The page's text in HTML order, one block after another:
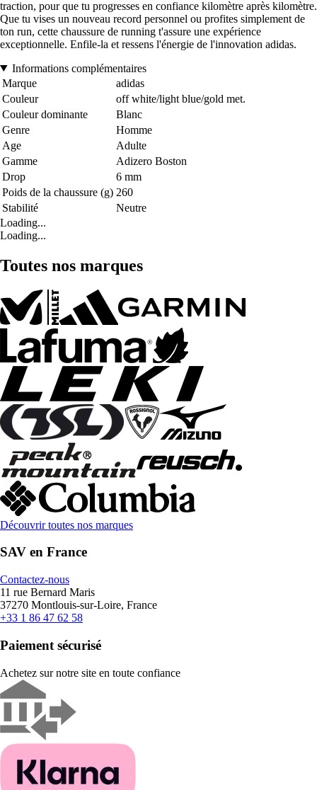
traction, pour que tu progresses en confiance kilomètre après kilomètre.
Que tu vises un nouveau record personnel ou profites simplement de
ton run, cette chaussure de running t'assure une expérience
exceptionnelle. Enfile-la et ressens l'énergie de l'innovation adidas.
Informations complémentaires
Marque
adidas
Couleur
off white/light blue/gold met.
Couleur dominante
Blanc
Genre
Homme
Age
Adulte
Gamme
Adizero Boston
Drop
6 mm
Poids de la chaussure (g) 260
Stabilité
Neutre
Loading...
Loading...
Toutes nos marques
Découvrir toutes nos marques
SAV en France
Contactez-nous
11 rue Bernard Maris
37270 Montlouis-sur-Loire, France
+33 1 86 47 62 58
Paiement sécurisé
Achetez sur notre site en toute confiance